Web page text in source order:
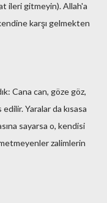
ileri gitmeyin). Allah'a
karşı gelmekten
Cana can, göze göz,
Yaralar da kısasa
sayarsa o, kendisi
zalimlerin